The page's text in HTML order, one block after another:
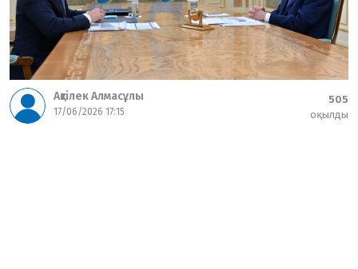
Ақтілек Алмасұлы
17/06/2026 17:15
505
оқылды